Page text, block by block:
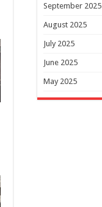
September 2025
August 2025
July 2025
June 2025
May 2025